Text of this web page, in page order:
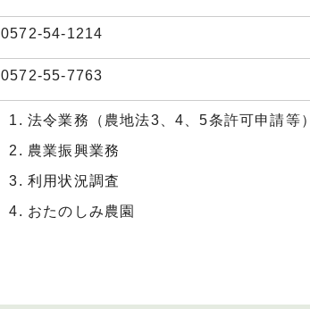
0572-54-1214
0572-55-7763
法令業務（農地法3、4、5条許可申請等）
農業振興業務
利用状況調査
おたのしみ農園